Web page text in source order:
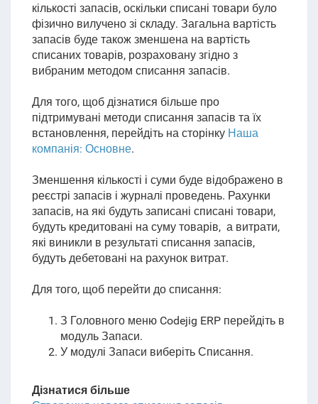
кількості запасів, оскільки списані товари було
фізично вилучено зі складу. Загальна вартість
запасів буде також зменшена на вартість
списаних товарів, розраховану згідно з
вибраним методом списання запасів.
Для того, щоб дізнатися більше про
підтримувані методи списання запасів та їх
встановлення, перейдіть на сторінку Наша
компанія: Основне.
Зменшення кількості і суми буде відображено в
реєстрі запасів і журналі проведень. Рахунки
запасів, на які будуть записані списані товари,
будуть кредитовані на суму товарів, а витрати,
які виникли в результаті списання запасів,
будуть дебетовані на рахунок витрат.
Для того, щоб перейти до списання:
З Головного меню Codejig ERP перейдіть в
модуль Запаси.
У модулі Запаси виберіть Списання.
Дізнатися більше